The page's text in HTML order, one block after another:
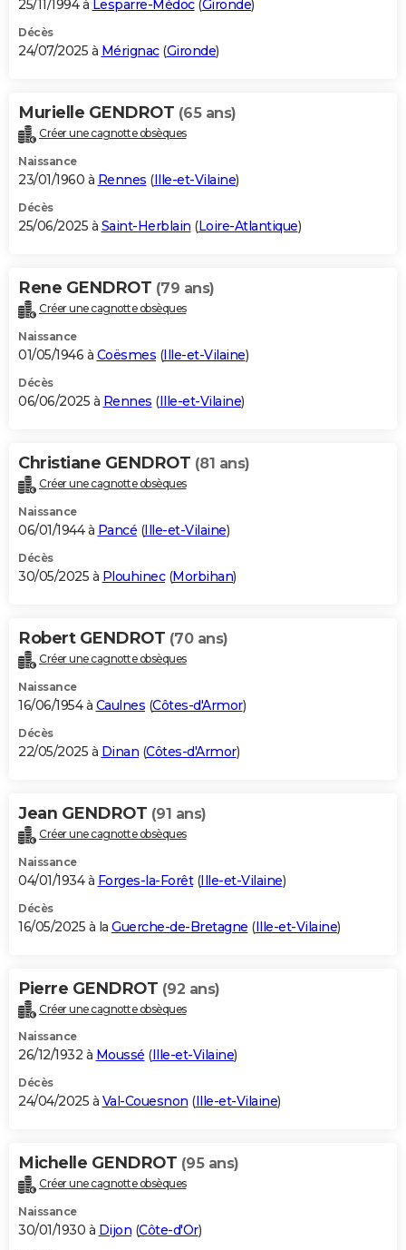
25/11/1994 à Lesparre-Médoc(Gironde)
Décès
24/07/2025 à Mérignac(Gironde)
Murielle GENDROT (65 ans)
Créer une cagnotte obsèques
Naissance
23/01/1960 à Rennes (Ille-et-Vilaine)
Décès
25/06/2025 à Saint-Herblain (Loire-Atlantique)
Rene GENDROT (79 ans)
Créer une cagnotte obsèques
Naissance
01/05/1946 à Coësmes (Ille-et-Vilaine)
Décès
06/06/2025 à Rennes (Ille-et-Vilaine)
Christiane GENDROT (81 ans)
Créer une cagnotte obsèques
Naissance
06/01/1944 à Pancé (Ille-et-Vilaine)
Décès
30/05/2025 à Plouhinec(Morbihan)
Robert GENDROT (70 ans)
Créer une cagnotte obsèques
Naissance
16/06/1954 à Caulnes (Côtes-d'Armor)
Décès
22/05/2025 à Dinan (Côtes-d'Armor)
Jean GENDROT (91 ans)
Créer une cagnotte obsèques
Naissance
04/01/1934 à Forges-la-Forêt(Ille-et-Vilaine)
Décès
16/05/2025 à la Guerche-de-Bretagne (Ille-et-Vilaine)
Pierre GENDROT (92 ans)
Créer une cagnotte obsèques
Naissance
26/12/1932 à Moussé (Ille-et-Vilaine)
Décès
24/04/2025 à Val-Couesnon (Ille-et-Vilaine)
Michelle GENDROT (95 ans)
Créer une cagnotte obsèques
Naissance
30/01/1930 à Dijon (Côte-d'Or)